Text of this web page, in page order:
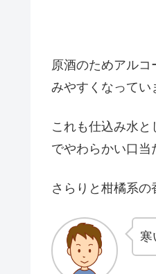
原酒のためアル
みやすくなってい
これも仕込み水
でやわらかい口当
さらりと柑橘系の
寒